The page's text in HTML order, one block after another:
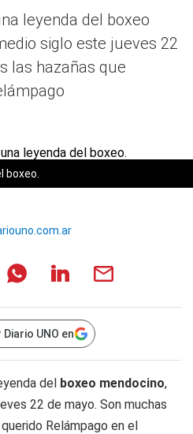
leyenda del boxeo
siglo este jueves 22
las hazañas que
boxeo.
UNO en
del boxeo mendocino,
22 de mayo. Son muchas
Relámpago en el